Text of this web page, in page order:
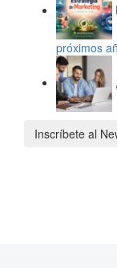
próximos
Inscríbete al